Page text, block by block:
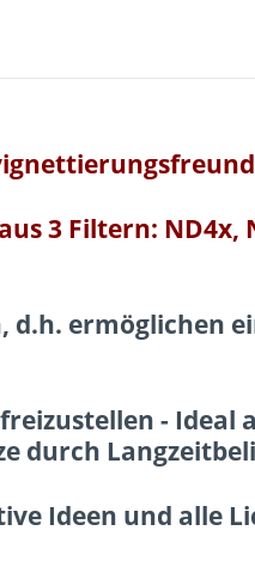
3 Filtern: ND4x,
d.h. ermöglichen
- Ideal
durch
Ideen und alle